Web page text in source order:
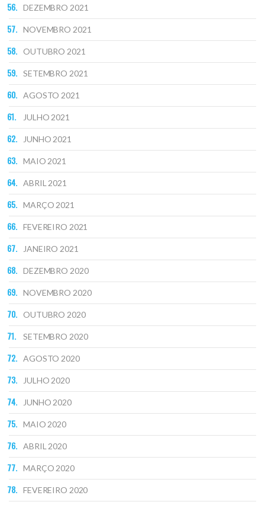
DEZEMBRO 2021
NOVEMBRO 2021
OUTUBRO 2021
SETEMBRO 2021
AGOSTO 2021
JULHO 2021
JUNHO 2021
MAIO 2021
ABRIL 2021
MARÇO 2021
FEVEREIRO 2021
JANEIRO 2021
DEZEMBRO 2020
NOVEMBRO 2020
OUTUBRO 2020
SETEMBRO 2020
AGOSTO 2020
JULHO 2020
JUNHO 2020
MAIO 2020
ABRIL 2020
MARÇO 2020
FEVEREIRO 2020